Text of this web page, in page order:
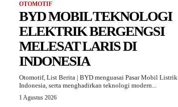
OTOMOTIF
BYD MOBIL TEKNOLOGI
ELEKTRIK BERGENGSI
MELESAT LARIS DI
INDONESIA
Otomotif, List Berita | BYD menguasai Pasar Mobil Listrik
Indonesia, serta menghadirkan teknologi modern...
1 Agustus 2026